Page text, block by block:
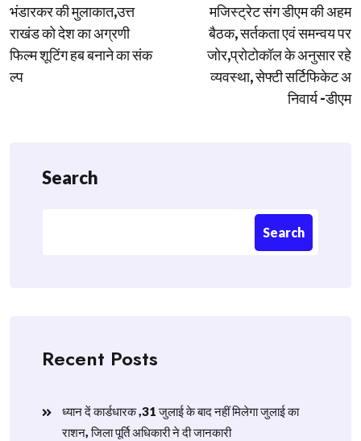
भंडारकर की मुलाकात,उत्त
राखंड को देश का अग्रणी
फिल्म शूटिंग हब बनाने का संक
ल्प
मजिस्ट्रेट संग डीएम की अहम
बैठक, सर्तकता एवं समन्वय पर
जोर,प्रोटोकॉल के अनुसार रहे
व्यवस्था, सेफ्टी सर्टिफिकेट अ
निवार्य -डीएम
Search
Search
Recent Posts
ध्यान दें कार्डधारक ,31 जुलाई के बाद नहीं मिलेगा जुलाई का
राशन, जिला पूर्ति अधिकारी ने दी जानकारी